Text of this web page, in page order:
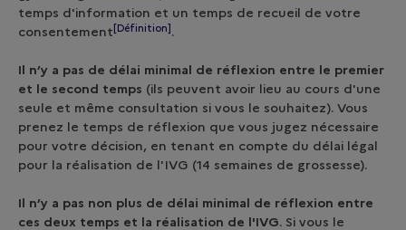
temps d'information et un temps de recueil de votre
consentement [Définition] .
Il n’y a pas de délai minimal de réflexion entre le premier
et le second temps (ils peuvent avoir lieu au cours d'une
seule et même consultation si vous le souhaitez). Vous
prenez le temps de réflexion que vous jugez nécessaire
pour votre décision, en tenant en compte du délai légal
pour la réalisation de l'IVG (14 semaines de grossesse).
Il n’y a pas non plus de délai minimal de réflexion entre
ces deux temps et la réalisation de l'IVG. Si vous le